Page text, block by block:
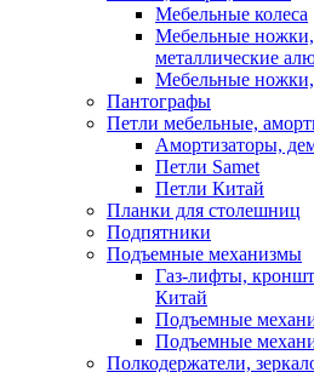
Мебельные колеса
Мебельные
металлические
Мебельные ножки,
Пантографы
Петли мебельные,
Амортизаторы,
Петли Samet
Петли Китай
Планки для столешниц
Подпятники
Подъемные механизмы
Газ-лифты,
Китай
Подъемные
Подъемные
Полкодержатели,